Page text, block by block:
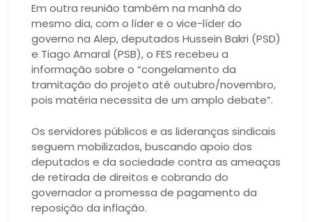
Em outra reunião também na manhã do
mesmo dia, com o líder e o vice-líder do
governo na Alep, deputados Hussein Bakri (PSD)
e Tiago Amaral (PSB), o FES recebeu a
informação sobre o “congelamento da
tramitação do projeto até outubro/novembro,
pois matéria necessita de um amplo debate”.
Os servidores públicos e as lideranças sindicais
seguem mobilizados, buscando apoio dos
deputados e da sociedade contra as ameaças
de retirada de direitos e cobrando do
governador a promessa de pagamento da
reposição da inflação.